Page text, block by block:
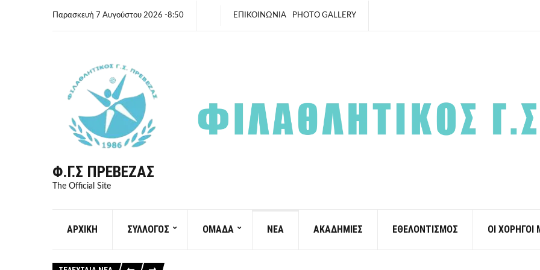
Παρασκευή 7 Αυγούστου 2026 -8:50 ΕΠΙΚΟΙΝΩΝΙΑ PHOTO GALLERY
Φ.Γ.Σ ΠΡΈΒΕΖΑΣ
The Official Site
ΑΡΧΙΚΗ ΣΥΛΛΟΓΟΣ ΟΜΑΔΑ ΝΕΑ ΑΚΑΔΗΜΙΕΣ ΕΘΕΛΟΝΤΙΣΜΟΣ ΟΙ ΧΟΡΗΓΟΙ